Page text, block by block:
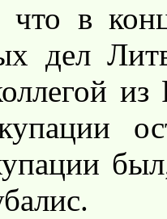
в
дел